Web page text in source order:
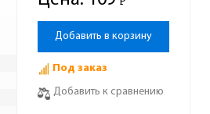
-
Добавить в корзину
Под заказ
Добавить к сравнению